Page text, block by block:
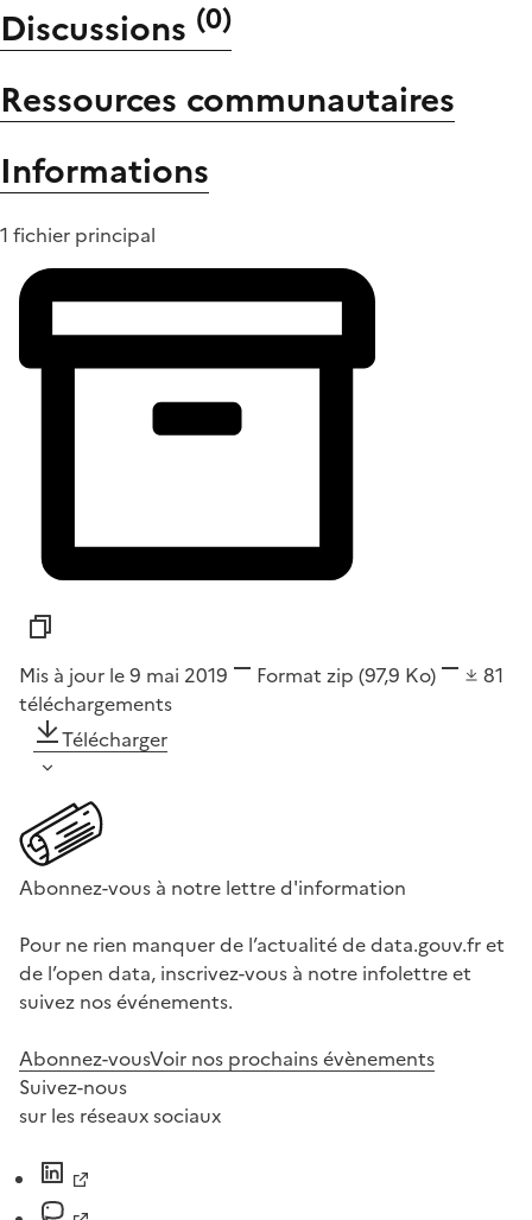
Discussions (0)
Ressources communautaires
Informations
1 fichier principal
Mis à jour le 9 mai 2019 Format zip (97,9 Ko)
81
téléchargements
Télécharger
Abonnez-vous à notre lettre d'information
Pour ne rien manquer de l’actualité de data.gouv.fr et
de l’open data, inscrivez-vous à notre infolettre et
suivez nos événements.
Abonnez-vousVoir nos prochains évènements
Suivez-nous
sur les réseaux sociaux